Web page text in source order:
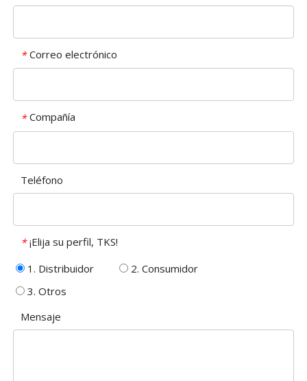
* Correo electrónico
* Compañía
Teléfono
* ¡Elija su perfil, TKS!
1. Distribuidor
2. Consumidor
3. Otros
Mensaje